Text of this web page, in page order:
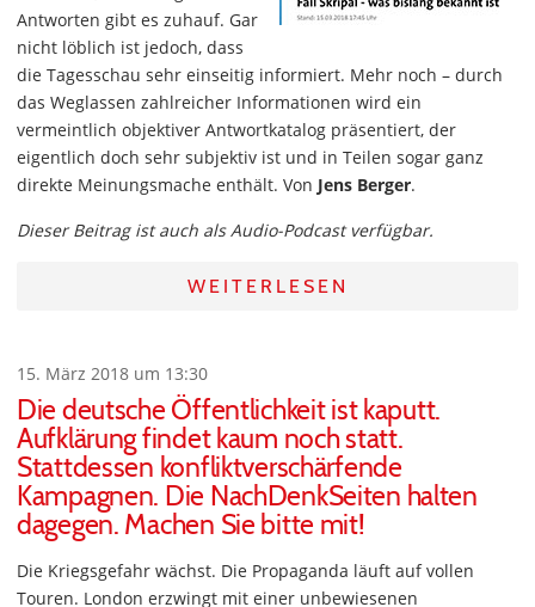
Antworten gibt es zuhauf. Gar
nicht löblich ist jedoch, dass
die Tagesschau sehr einseitig informiert. Mehr noch – durch
das Weglassen zahlreicher Informationen wird ein
vermeintlich objektiver Antwortkatalog präsentiert, der
eigentlich doch sehr subjektiv ist und in Teilen sogar ganz
direkte Meinungsmache enthält. Von Jens Berger.
Dieser Beitrag ist auch als Audio-Podcast verfügbar.
WEITERLESEN
15. März 2018 um 13:30
Die deutsche Öffentlichkeit ist kaputt.
Aufklärung findet kaum noch statt.
Stattdessen konfliktverschärfende
Kampagnen. Die NachDenkSeiten halten
dagegen. Machen Sie bitte mit!
Die Kriegsgefahr wächst. Die Propaganda läuft auf vollen
Touren. London erzwingt mit einer unbewiesenen